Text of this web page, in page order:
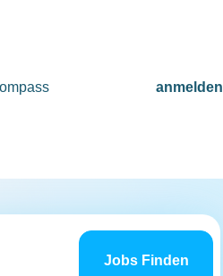
anmelden
Jobs
findenJobs Finden